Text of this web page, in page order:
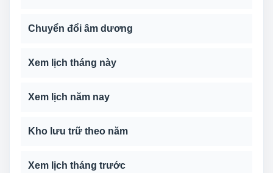
Chuyển đổi âm dương
Xem lịch tháng này
Xem lịch năm nay
Kho lưu trữ theo năm
Xem lịch tháng trước